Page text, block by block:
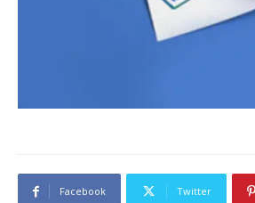
Facebook Twitter